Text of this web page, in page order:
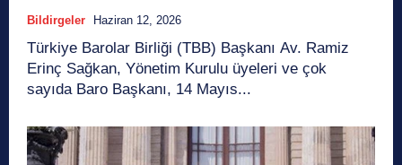
Bildirgeler Haziran 12, 2026
Türkiye Barolar Birliği (TBB) Başkanı Av. Ramiz
Erinç Sağkan, Yönetim Kurulu üyeleri ve çok
sayıda Baro Başkanı, 14 Mayıs...